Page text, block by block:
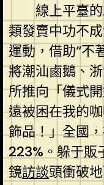
線上平臺
類發賣中功不
運動，借助“不
將潮汕鹵鵝、
所推向「儀式
遠被困在我的
飾品！」全國
223%。躲于販
鏡訪談頭衝破